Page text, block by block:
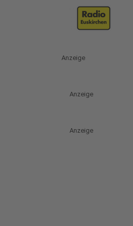
Anzeige
Anzeige
Anzeige